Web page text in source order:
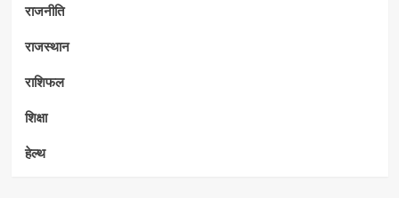
राजनीति
राजस्थान
राशिफल
शिक्षा
हेल्थ